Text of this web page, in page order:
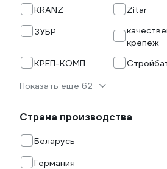
KRANZ
Zitar
ЗУБР
крепеж
КРЕП-КОМП
Показать еще 62
Страна производства
Беларусь
Германия